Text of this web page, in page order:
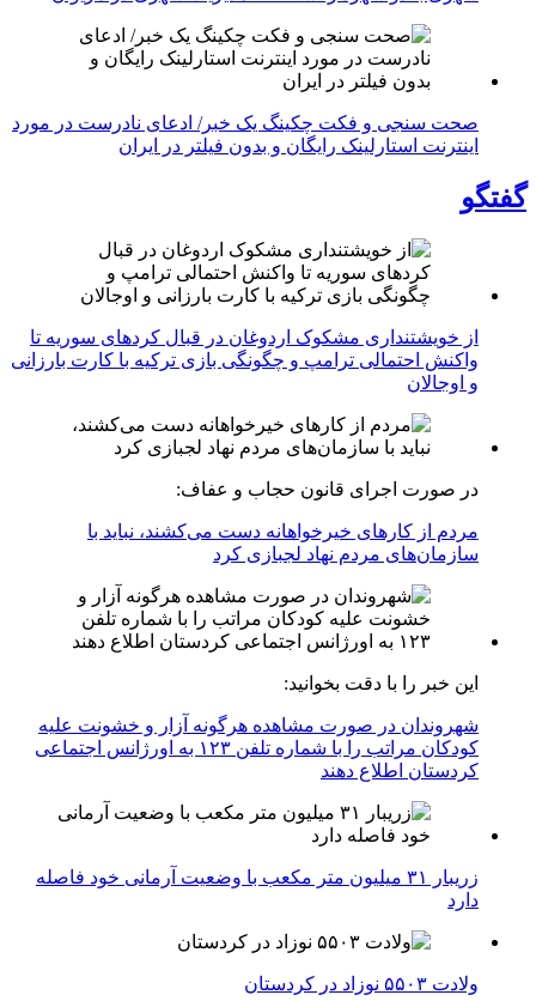
صحت سنجی و فکت چکینگ یک خبر/ ادعای نادرست در مورد
اینترنت استارلینک رایگان و بدون فیلتر در ایران
گفتگو
از خویشتنداری مشکوک اردوغان در قبال کردهای سوریه تا
واکنش احتمالی ترامپ و چگونگی بازی ترکیه با کارت بارزانی
و اوجالان
در صورت اجرای قانون حجاب و عفاف:
مردم از کارهای خیرخواهانه دست می‌کشند، نباید با
سازمان‌های مردم نهاد لجبازی کرد
این خبر را با دقت بخوانید:
شهروندان در صورت مشاهده هرگونه آزار و خشونت علیه
کودکان مراتب را با شماره تلفن ۱۲۳ به اورژانس اجتماعی
کردستان اطلاع دهند
زریبار ۳۱ میلیون متر مکعب با وضعیت آرمانی خود فاصله
دارد
ولادت ۵۵۰۳ نوزاد در کردستان